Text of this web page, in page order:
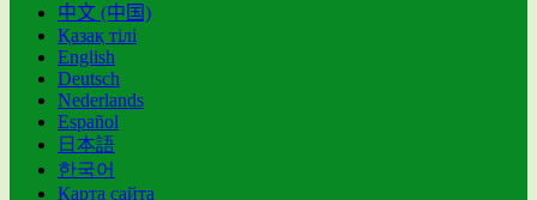
中文 (中国)
Қазақ тілі
English
Deutsch
Nederlands
Español
日本語
한국어
Карта сайта